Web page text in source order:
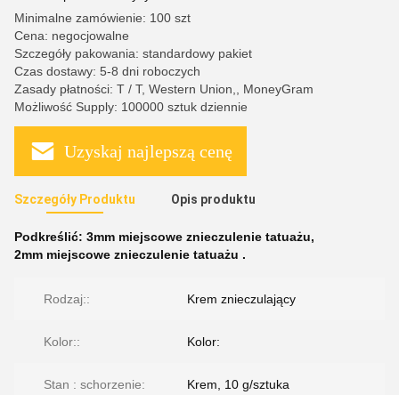
Minimalne zamówienie: 100 szt
Cena: negocjowalne
Szczegóły pakowania: standardowy pakiet
Czas dostawy: 5-8 dni roboczych
Zasady płatności: T / T, Western Union,, MoneyGram
Możliwość Supply: 100000 sztuk dziennie
Uzyskaj najlepszą cenę
Szczegóły Produktu Opis produktu
Podkreślić: 3mm miejscowe znieczulenie tatuażu,
2mm miejscowe znieczulenie tatuażu .
Rodzaj:: Krem znieczulający
Kolor:: Kolor:
Stan : schorzenie: Krem, 10 g/sztuka